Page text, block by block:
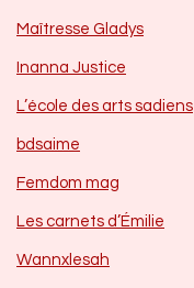
Maîtresse Gladys
Inanna Justice
L’école des arts sadiens
bdsaime
Femdom mag
Les carnets d’Émilie
Wannxlesah